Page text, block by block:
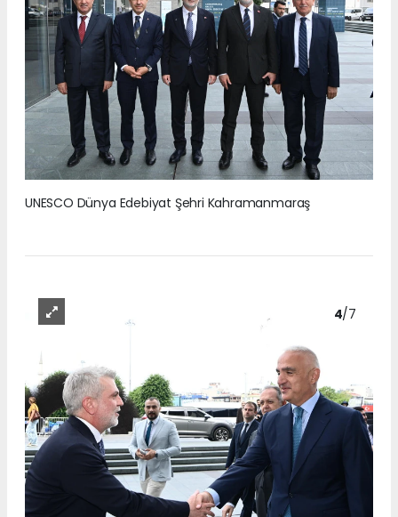
UNESCO Dünya Edebiyat Şehri Kahramanmaraş
4/7